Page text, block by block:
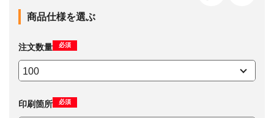
商品仕様を選ぶ
注文数量 必須
印刷箇所 必須